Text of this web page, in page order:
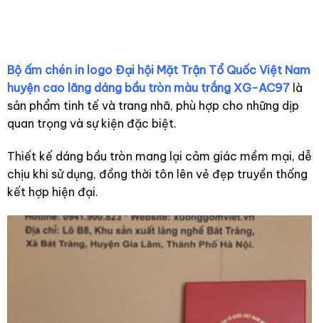
Bộ ấm chén in logo Đại hội Mặt Trận Tổ Quốc Việt Nam
huyện cao lãng dáng bầu tròn màu trắng XG-AC97là
sản phẩm tinh tế và trang nhã, phù hợp cho những dịp
quan trọng và sự kiện đặc biệt.
Thiết kế dáng bầu tròn mang lại cảm giác mềm mại, dễ
chịu khi sử dụng, đồng thời tôn lên vẻ đẹp truyền thống
kết hợp hiện đại.